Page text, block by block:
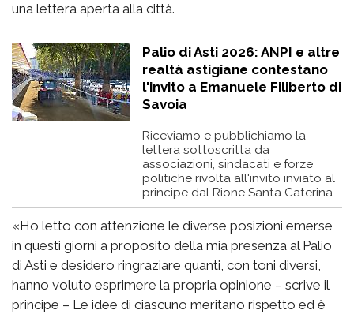
una lettera aperta alla città.
Palio di Asti 2026: ANPI e altre
realtà astigiane contestano
l'invito a Emanuele Filiberto di
Savoia
Riceviamo e pubblichiamo la
lettera sottoscritta da
associazioni, sindacati e forze
politiche rivolta all'invito inviato al
principe dal Rione Santa Caterina
«Ho letto con attenzione le diverse posizioni emerse
in questi giorni a proposito della mia presenza al Palio
di Asti e desidero ringraziare quanti, con toni diversi,
hanno voluto esprimere la propria opinione – scrive il
principe – Le idee di ciascuno meritano rispetto ed è